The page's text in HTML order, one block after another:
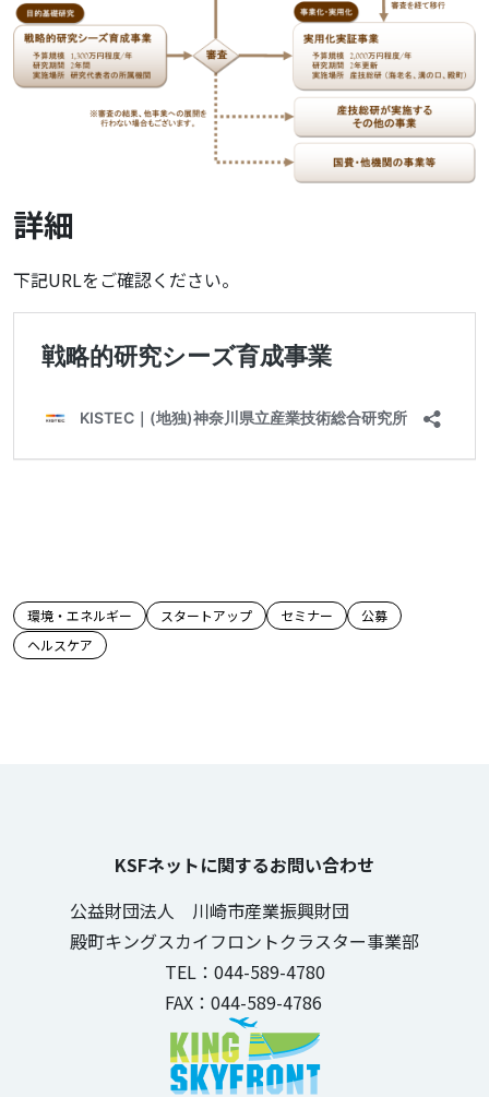
詳細
下記URLをご確認ください。
この記事のタグ
環境・エネルギー スタートアップ セミナー
公募
ヘルスケア
KSFネットに関するお問い合わせ
公益財団法人 川崎市産業振興財団
殿町キングスカイフロントクラスター事業部
TEL：044-589-4780
FAX：044-589-4786